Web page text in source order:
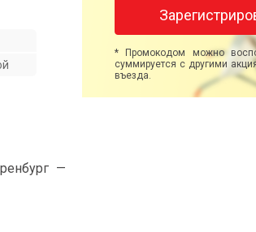
—
* Промокодом можно
суммируется с другими
въезда.